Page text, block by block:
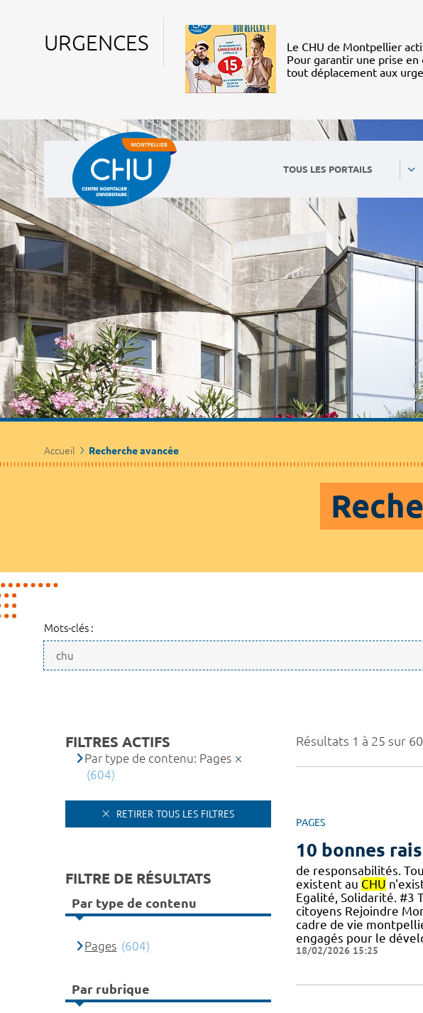
URGENCES
Le CHU de Montpellier
Pour garantir une prise en
tout déplacement aux
TOUS LES PORTAILS
Accueil Recherche avancée
Mots-clés :
Résultats 1 à 25 sur
PAGES
10 bonnes
de responsabilités.
existent au CHU
Egalité, Solidarité. #3
citoyens Rejoindre
cadre de vie
engagés pour le
18/02/2026 15:25
FILTRES ACTIFS
Par type de contenu: Pages
(604)
RETIRER TOUS LES FILTRES
FILTRE DE RÉSULTATS
Par type de contenu
Pages (604)
Par rubrique